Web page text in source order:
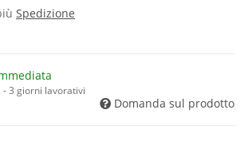
Spedizione
- 3 giorni lavorativi
Domanda sul prodotto